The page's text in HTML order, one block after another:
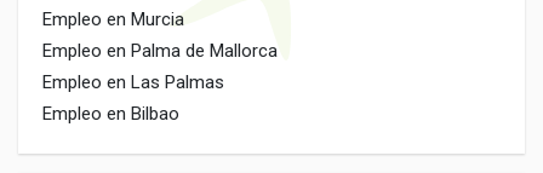
Empleo en Murcia
Empleo en Palma de Mallorca
Empleo en Las Palmas
Empleo en Bilbao